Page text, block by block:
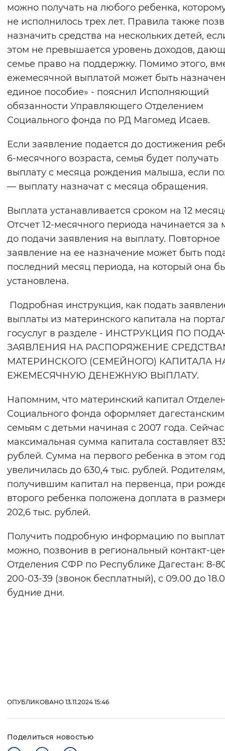
можно получать на любого ребенка,
не исполнилось трех лет. Правила также
назначить средства на нескольких детей,
этом не превышается уровень доходов,
семье право на поддержку. Помимо этого,
ежемесячной выплатой может быть
единое пособие» - пояснил Исполняющий
обязанности Управляющего Отделением
Социального фонда по РД Магомед Исаев.
Если заявление подается до достижения
6-месячного возраста, семья будет получать
выплату с месяца рождения малыша, если
— выплату назначат с месяца обращения.
Выплата устанавливается сроком на 12
Отсчет 12-месячного периода начинается за
до подачи заявления на выплату. Повторное
заявление на ее назначение может быть
последний месяц периода, на который она
установлена.
Подробная инструкция, как подать
выплаты из материнского капитала на
госуслуг в разделе - ИНСТРУКЦИЯ ПО
ЗАЯВЛЕНИЯ НА РАСПОРЯЖЕНИЕ
МАТЕРИНСКОГО (СЕМЕЙНОГО) КАПИТАЛА
ЕЖЕМЕСЯЧНУЮ ДЕНЕЖНУЮ ВЫПЛАТУ.
Напомним, что материнский капитал
Социального фонда оформляет дагестанским
семьям с детьми начиная с 2007 года. Сейчас
максимальная сумма капитала составляет
рублей. Сумма на первого ребенка в этом
увеличилась до 630,4 тыс. рублей. Родителям,
получившим капитал на первенца, при
второго ребенка положена доплата в
202,6 тыс. рублей.
Получить подробную информацию по
можно, позвонив в региональный контакт-
Отделения СФР по Республике Дагестан: 8-
200-03-39 (звонок бесплатный), с 09.00 до
будние дни.
ОПУБЛИКОВАНО 13.11.2024 15:46
Поделиться новостью